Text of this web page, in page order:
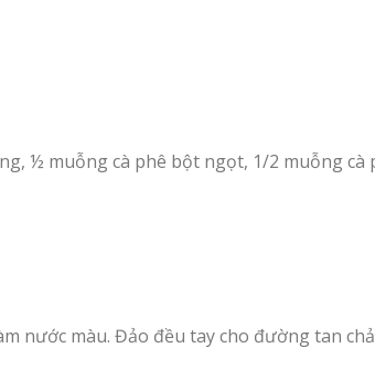
½ muỗng cà phê bột ngọt, 1/2 muỗng cà
nước màu. Đảo đều tay cho đường tan